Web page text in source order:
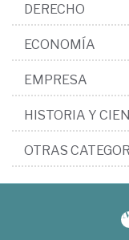
DERECHO
ECONOMÍA
EMPRESA
HISTORIA Y
OTRAS